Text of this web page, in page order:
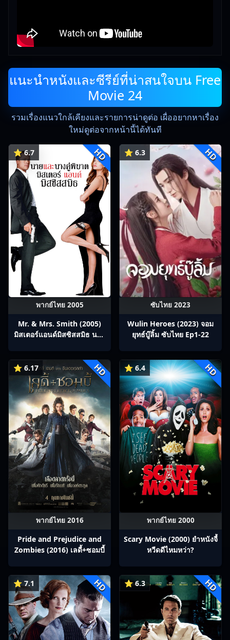
แนะนำหนังและซีรีย์ที่น่าสนใจบน Free
Movie 24
รวมเรื่องแนวใกล้เคียงและรายการน่าดูต่อ เผื่ออยากหาเรื่อง
ใหม่ดูต่อจากหน้านี้ได้ทันที
⭐ 6.7 HD
พากย์ไทย 2005
Mr. & Mrs. Smith (2005)
มิสเตอร์แอนด์มิสซิสสมิธ นาย
⭐ 6.3 HD
ซับไทย 2023
Wulin Heroes (2023) จอม
ยุทธ์บู๊ลิ้ม ซับไทย Ep1-22
⭐ 6.17 HD
พากย์ไทย 2016
Pride and Prejudice and
Zombies (2016) เลดี้+ซอมบี้
⭐ 6.4 HD
พากย์ไทย 2000
Scary Movie (2000) ยำหนังจี้​
หวีดดีไหมหว่า?
⭐ 7.1 HD ⭐ 6.3 HD